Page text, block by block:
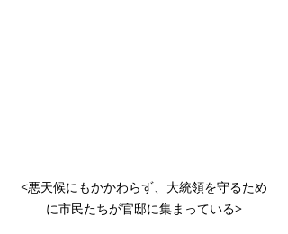
<悪天候にもかかわらず、大統領を守るため
に市民たちが官邸に集まっている>